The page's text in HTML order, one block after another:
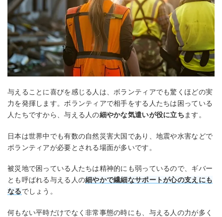
与えることに喜びを感じる人は、ボランティアでも驚くほどの実
力を発揮します。ボランティアで相手をする人たちは困っている
人たちですから、与える人の細やかな気遣いが役に立ち ます。
日本は世界中でも有数の自然災害大国であり、地震や水害などで
ボランティアが必要とされる場面が多いです。
被災地で困っている人たちは精神的にも弱っているので、ギバー
とも呼ばれる与える人の細やかで繊細なサポートが心の支えにも
なるでしょう。
何もない平時だけでなく非常事態の時にも、与える人の力が多く